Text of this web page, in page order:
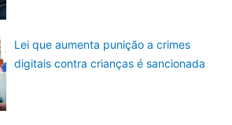
Lei que aumenta punição a crimes
digitais contra crianças é sancionada